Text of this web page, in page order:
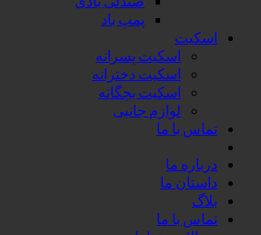
پمپ باد
اسکیت
اسکیت پسرانه
اسکیت دخترانه
اسکیت بچگانه
لوازم جانبی
تماس با ما
درباره ما
داستان ما
بلاگ
تماس با ما